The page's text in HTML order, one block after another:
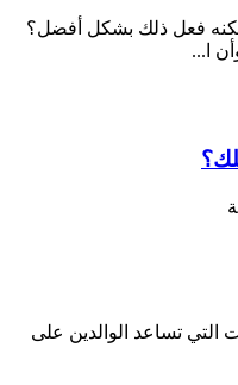
فعل ذلك بشكل أفضل؟
ا...
التي تساعد الوالدين على